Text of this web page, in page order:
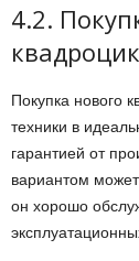
4.2.
Покупка нового
техники в
гарантией от
вариантом
он хорошо